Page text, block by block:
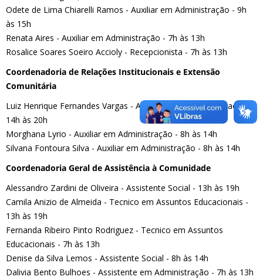
Odete de Lima Chiarelli Ramos - Auxiliar em Administração - 9h
às 15h
Renata Aires - Auxiliar em Administração - 7h às 13h
Rosalice Soares Soeiro Accioly - Recepcionista - 7h às 13h
Coordenadoria de Relações Institucionais e Extensão
Comunitária
Luiz Henrique Fernandes Vargas - Assistente em Administração -
14h às 20h
Morghana Lyrio - Auxiliar em Administração - 8h às 14h
Silvana Fontoura Silva - Auxiliar em Administração - 8h às 14h
Coordenadoria Geral de Assistência à Comunidade
Alessandro Zardini de Oliveira - Assistente Social - 13h às 19h
Camila Anizio de Almeida - Tecnico em Assuntos Educacionais -
13h às 19h
Fernanda Ribeiro Pinto Rodriguez - Tecnico em Assuntos
Educacionais - 7h às 13h
Denise da Silva Lemos - Assistente Social - 8h às 14h
Dalivia Bento Bulhoes - Assistente em Administração - 7h às 13h